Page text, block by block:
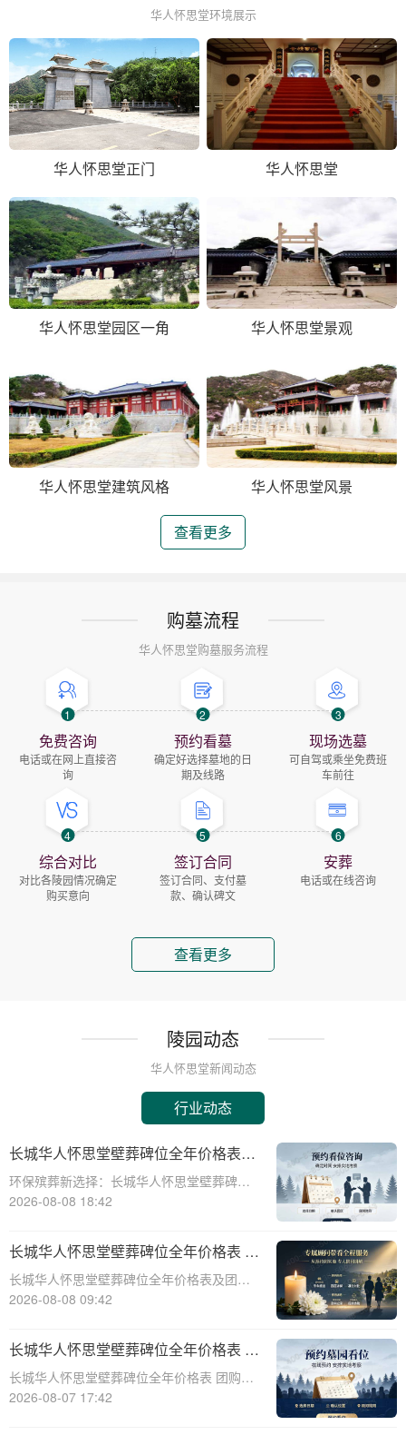
华人怀思堂环境展示
华人怀思堂正门 华人怀思堂
华人怀思堂园区一角 华人怀思堂景观
华人怀思堂建筑风格 华人怀思堂风景
查看更多
购墓流程
华人怀思堂购墓服务流程
1
免费咨询
电话或在网上直接咨
询
2
预约看墓
确定好选择墓地的日
期及线路
3
现场选墓
可自驾或乘坐免费班
车前往
4
综合对比
对比各陵园情况确定
购买意向
5
签订合同
签订合同、支付墓
款、确认碑文
6
安葬
电话或在线咨询
查看更多
陵园动态
华人怀思堂新闻动态
行业动态
长城华人怀思堂壁葬碑位全年价格表及
团购专属折扣福利详解
环保殡葬新选择：长城华人怀思堂壁葬碑位
价格及团购福利全解析☎ 华人怀思堂电
日益细致，壁葬作为一种绿色、节地的殡葬
方式逐渐走进大众视野。长城华人怀思
2026-08-08 18:42
长城华人怀思堂壁葬碑位全年价格表 团
购享专属折扣福利详解
长城华人怀思堂壁葬碑位全年价格表及团购
专属折扣福利详解☎ 华人怀思堂电话:400-
变，越来越多的人开始选择壁葬作为一种环
保、节约土地的殡葬方式。长城华人怀
2026-08-08 09:42
长城华人怀思堂壁葬碑位全年价格表 团
购享专属折扣福利详解
长城华人怀思堂壁葬碑位全年价格表 团购享
专属折扣福利详解☎ 华人怀思堂电话:400-
2026-08-07 17:42